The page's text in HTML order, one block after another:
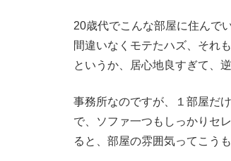
20歳代でこんな部屋に住んで
間違いなくモテたハズ、それ
というか、居心地良すぎて、
事務所なのですが、１部屋だ
で、ソファ一つもしっかりセ
ると、部屋の雰囲気ってこう